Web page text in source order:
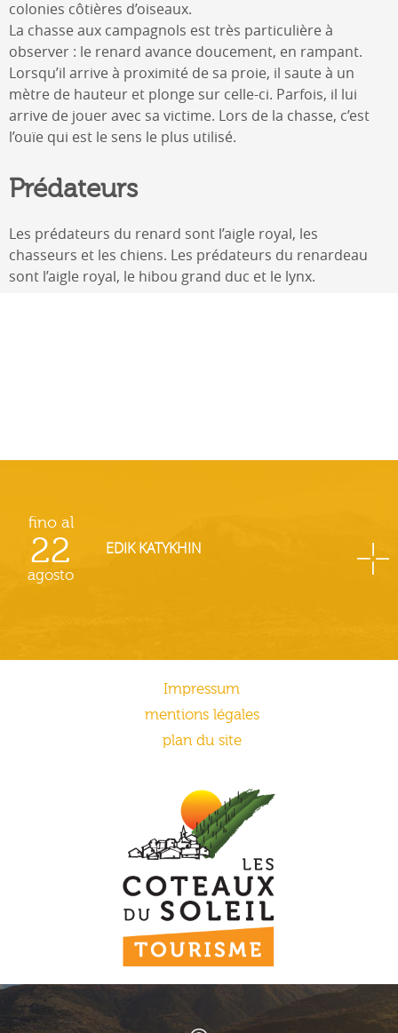
colonies côtières d’oiseaux.
La chasse aux campagnols est très particulière à
observer : le renard avance doucement, en rampant.
Lorsqu’il arrive à proximité de sa proie, il saute à un
mètre de hauteur et plonge sur celle-ci. Parfois, il lui
arrive de jouer avec sa victime. Lors de la chasse, c’est
l’ouïe qui est le sens le plus utilisé.
Prédateurs
Les prédateurs du renard sont l’aigle royal, les
chasseurs et les chiens. Les prédateurs du renardeau
sont l’aigle royal, le hibou grand duc et le lynx.
fino al
22
agosto
EDIK KATYKHIN
Impressum
mentions légales
plan du site